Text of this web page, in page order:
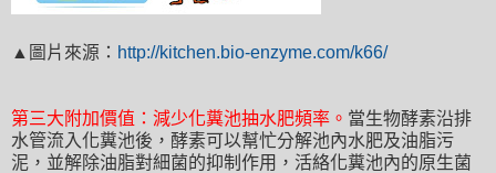
▲ 圖片來源 ： http://kitchen.bio-enzyme.com/k66/
第三大附加價值 ： 減少化糞池抽水肥頻率 。 當生物酵素沿排
水管流入化糞池後 ，酵素可以幫忙分解池內水肥及油脂污
泥 ，並解除油脂對細菌的抑制作用 ， 活絡化糞池內的原生菌